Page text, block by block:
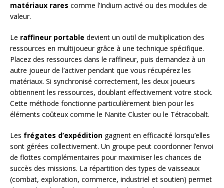
matériaux rares comme l’Indium activé ou des modules de
valeur.
Le raffineur portable devient un outil de multiplication des
ressources en multijoueur grâce à une technique spécifique.
Placez des ressources dans le raffineur, puis demandez à un
autre joueur de l’activer pendant que vous récupérez les
matériaux. Si synchronisé correctement, les deux joueurs
obtiennent les ressources, doublant effectivement votre stock.
Cette méthode fonctionne particulièrement bien pour les
éléments coûteux comme le Nanite Cluster ou le Tétracobalt.
Les frégates d’expédition gagnent en efficacité lorsqu’elles
sont gérées collectivement. Un groupe peut coordonner l’envoi
de flottes complémentaires pour maximiser les chances de
succès des missions. La répartition des types de vaisseaux
(combat, exploration, commerce, industriel et soutien) permet